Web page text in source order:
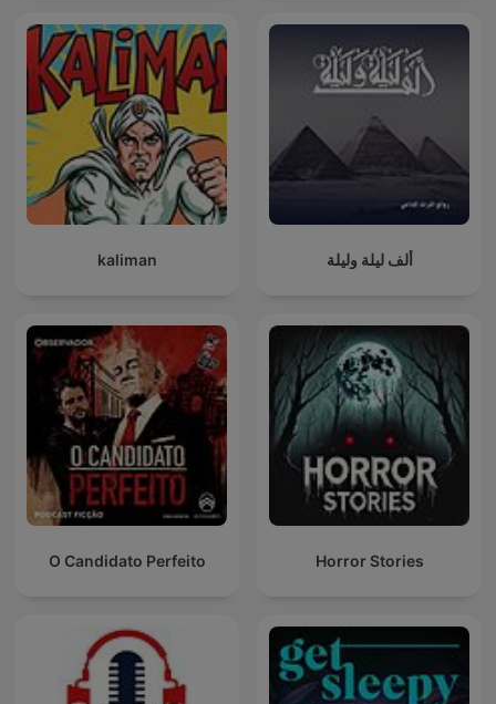
kaliman ألف ليلة وليلة
O Candidato Perfeito Horror Stories